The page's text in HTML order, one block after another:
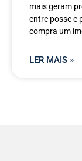
mais geram
entre posse e
compra um
LER MAIS »